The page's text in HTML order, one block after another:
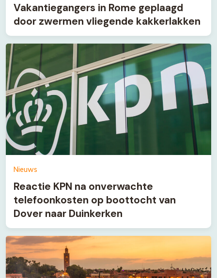
Vakantiegangers in Rome geplaagd
door zwermen vliegende kakkerlakken
Nieuws
Reactie KPN na onverwachte
telefoonkosten op boottocht van
Dover naar Duinkerken